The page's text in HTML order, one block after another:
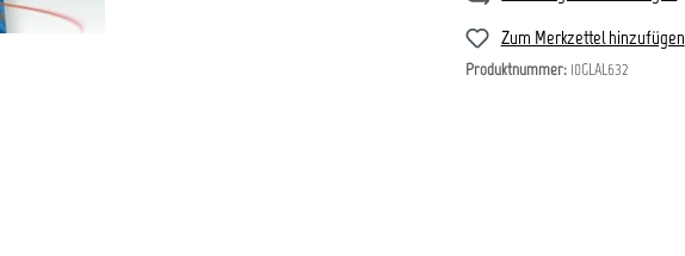
Zum Merkzettel hinzufügen
Produktnummer: 10GLAL632